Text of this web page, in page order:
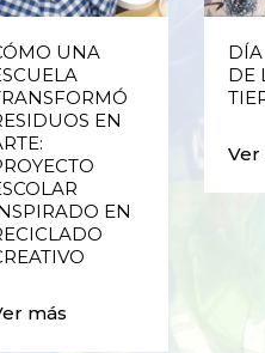
UNA
EN
EN
más
DE
Ver